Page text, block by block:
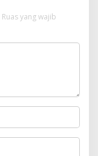
Ruas yang wajib